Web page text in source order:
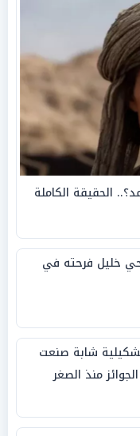
الحقيقة الكاملة
خليل فرحته في
شابة صنعت
منذ الصغر